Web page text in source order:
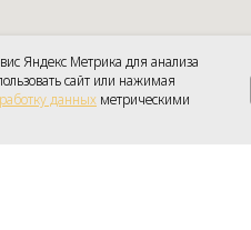
Получить
Яндекс Метрика для анализа
сайт или нажимая
данных метрическими
ПОЛУЧИТЬ